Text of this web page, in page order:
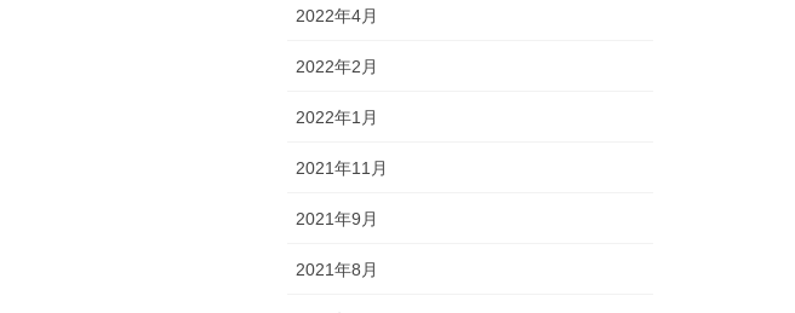
2022年4月
2022年2月
2022年1月
2021年11月
2021年9月
2021年8月